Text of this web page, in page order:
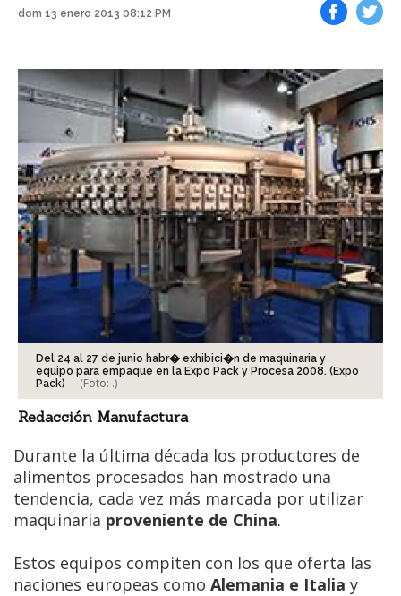
dom 13 enero 2013 08:12 PM
Del 24 al 27 de junio habr� exhibici�n de maquinaria y
equipo para empaque en la Expo Pack y Procesa 2008. (Expo
Pack)
- (Foto: .)
Redacción Manufactura
Durante la última década los productores de
alimentos procesados han mostrado una
tendencia, cada vez más marcada por utilizar
maquinaria proveniente de China.
Estos equipos compiten con los que oferta las
naciones europeas como Alemania e Italia y